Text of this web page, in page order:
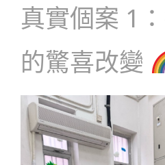
真實個案 1
的驚喜改變